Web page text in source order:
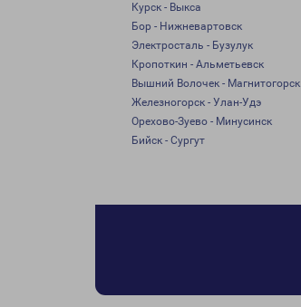
Курск - Выкса
Бор - Нижневартовск
Электросталь - Бузулук
Кропоткин - Альметьевск
Вышний Волочек - Магнитогорск
Железногорск - Улан-Удэ
Орехово-Зуево - Минусинск
Бийск - Сургут